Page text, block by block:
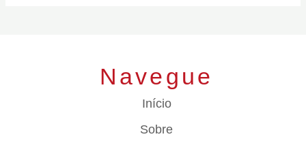
Navegue
Início
Sobre